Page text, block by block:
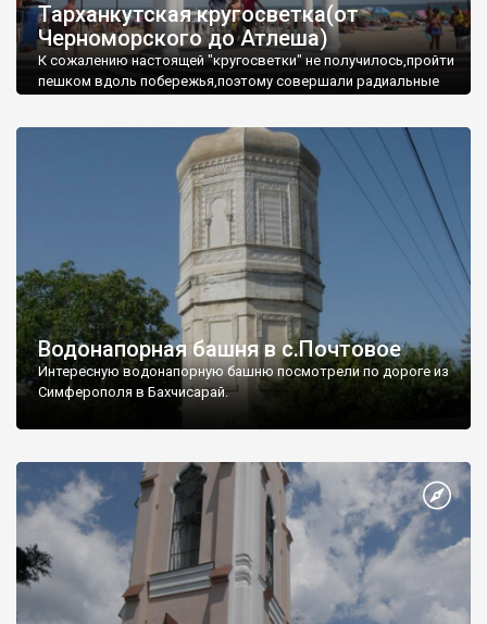
Тарханкутская кругосветка(от
Черноморского до Атлеша)
К сожалению настоящей "кругосветки" не получилось,пройти
пешком вдоль побережья,поэтому совершали радиальные
Водонапорная башня в с.Почтовое
Интересную водонапорную башню посмотрели по дороге из
Симферополя в Бахчисарай.